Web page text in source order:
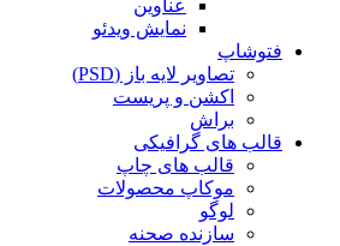
عناوین
نمایش ویدئو
فتوشاپ
تصاویر لایه باز (PSD)
اکشن و پریست
براش
قالب های گرافیکی
قالب های چاپ
موکاپ محصولات
لوگو
سازنده صحنه